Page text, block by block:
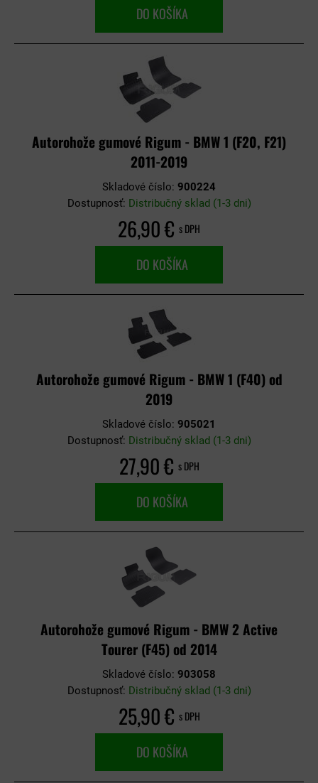
DO KOŠÍKA
Autorohože gumové Rigum - BMW 1 (F20, F21)
2011-2019
Skladové číslo: 900224
Dostupnosť: Distribučný sklad (1-3 dni)
26,90 € s DPH
DO KOŠÍKA
Autorohože gumové Rigum - BMW 1 (F40) od
2019
Skladové číslo: 905021
Dostupnosť: Distribučný sklad (1-3 dni)
27,90 € s DPH
DO KOŠÍKA
Autorohože gumové Rigum - BMW 2 Active
Tourer (F45) od 2014
Skladové číslo: 903058
Dostupnosť: Distribučný sklad (1-3 dni)
25,90 € s DPH
DO KOŠÍKA